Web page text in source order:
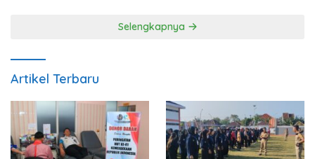
Selengkapnya
Artikel Terbaru